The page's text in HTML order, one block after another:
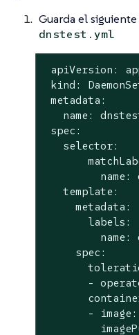
Guarda el
dnstest.yml
apiVersion:
kind:
metadata:
name:
spec:
   selector:
name:
   template:
     metadata:
       labels:
name:
     spec:
-
-